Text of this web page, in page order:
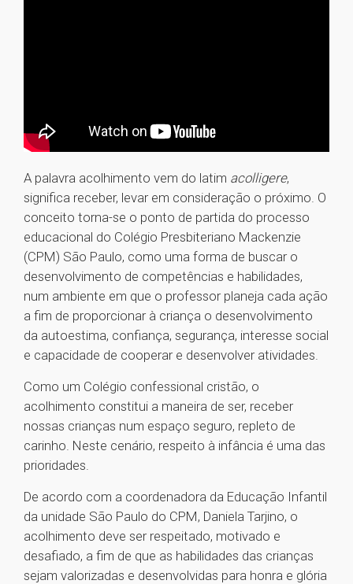
A palavra acolhimento vem do latim acolligere,
significa receber, levar em consideração o próximo. O
conceito torna-se o ponto de partida do processo
educacional do Colégio Presbiteriano Mackenzie
(CPM) São Paulo, como uma forma de buscar o
desenvolvimento de competências e habilidades,
num ambiente em que o professor planeja cada ação
a fim de proporcionar à criança o desenvolvimento
da autoestima, confiança, segurança, interesse social
e capacidade de cooperar e desenvolver atividades.
Como um Colégio confessional cristão, o
acolhimento constitui a maneira de ser, receber
nossas crianças num espaço seguro, repleto de
carinho. Neste cenário, respeito à infância é uma das
prioridades.
De acordo com a coordenadora da Educação Infantil
da unidade São Paulo do CPM, Daniela Tarjino, o
acolhimento deve ser respeitado, motivado e
desafiado, a fim de que as habilidades das crianças
sejam valorizadas e desenvolvidas para honra e glória